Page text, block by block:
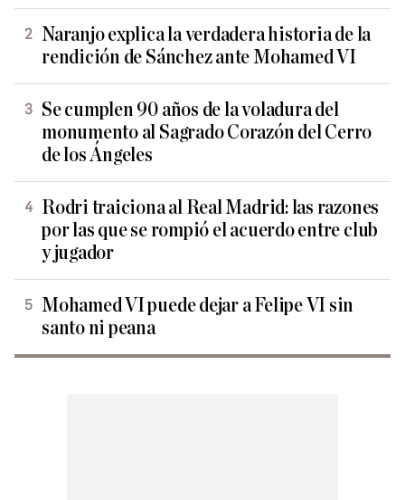
Naranjo explica la verdadera historia de la
rendición de Sánchez ante Mohamed VI
Se cumplen 90 años de la voladura del
monumento al Sagrado Corazón del Cerro
de los Ángeles
Rodri traiciona al Real Madrid: las razones
por las que se rompió el acuerdo entre club
y jugador
Mohamed VI puede dejar a Felipe VI sin
santo ni peana